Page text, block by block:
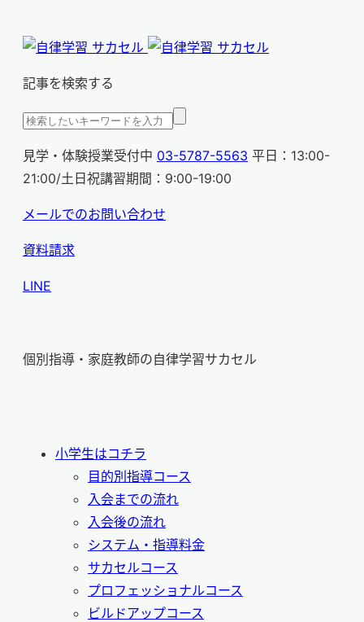
記事を検索する
見学・体験授業受付中 03-5787-5563 平日：13:00-
21:00/土日祝講習期間：9:00-19:00
メールでのお問い合わせ
資料請求
LINE
個別指導・家庭教師の自律学習サカセル
小学生はコチラ
目的別指導コース
入会までの流れ
入会後の流れ
システム・指導料金
サカセルコース
プロフェッショナルコース
ビルドアップコース